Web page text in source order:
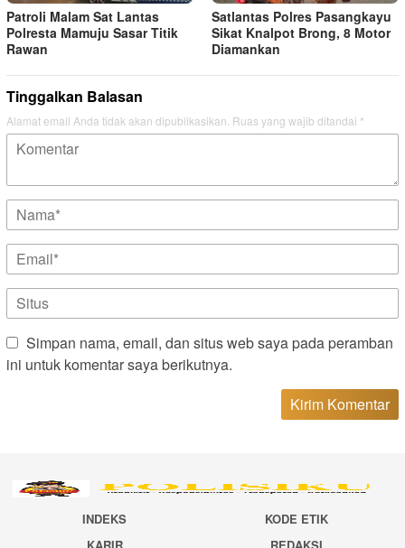
Patroli Malam Sat Lantas
Polresta Mamuju Sasar Titik
Rawan
Satlantas Polres Pasangkayu
Sikat Knalpot Brong, 8 Motor
Diamankan
Tinggalkan Balasan
Alamat email Anda tidak akan dipublikasikan. Ruas yang wajib ditandai *
Simpan nama, email, dan situs web saya pada peramban
ini untuk komentar saya berikutnya.
INDEKS
KODE ETIK